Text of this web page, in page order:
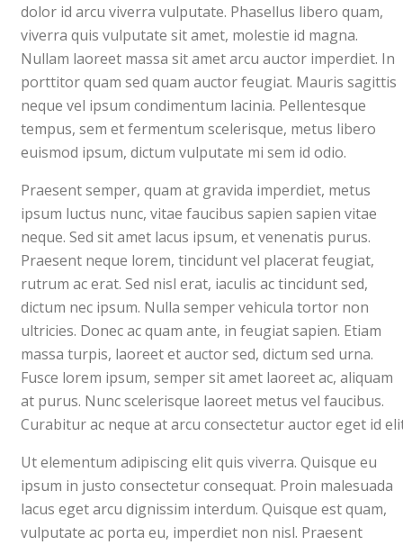
dolor id arcu viverra vulputate. Phasellus libero quam,
viverra quis vulputate sit amet, molestie id magna.
Nullam laoreet massa sit amet arcu auctor imperdiet. In
porttitor quam sed quam auctor feugiat. Mauris sagittis
neque vel ipsum condimentum lacinia. Pellentesque
tempus, sem et fermentum scelerisque, metus libero
euismod ipsum, dictum vulputate mi sem id odio.
Praesent semper, quam at gravida imperdiet, metus
ipsum luctus nunc, vitae faucibus sapien sapien vitae
neque. Sed sit amet lacus ipsum, et venenatis purus.
Praesent neque lorem, tincidunt vel placerat feugiat,
rutrum ac erat. Sed nisl erat, iaculis ac tincidunt sed,
dictum nec ipsum. Nulla semper vehicula tortor non
ultricies. Donec ac quam ante, in feugiat sapien. Etiam
massa turpis, laoreet et auctor sed, dictum sed urna.
Fusce lorem ipsum, semper sit amet laoreet ac, aliquam
at purus. Nunc scelerisque laoreet metus vel faucibus.
Curabitur ac neque at arcu consectetur auctor eget id
Ut elementum adipiscing elit quis viverra. Quisque eu
ipsum in justo consectetur consequat. Proin malesuada
lacus eget arcu dignissim interdum. Quisque est quam,
vulputate ac porta eu, imperdiet non nisl. Praesent